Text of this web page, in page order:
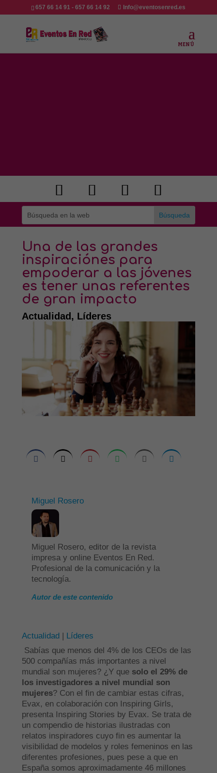
657 66 14 91 - 657 66 14 92 Info@eventosenred.es
Una de las grandes
inspiraciónes para
empoderar a las jóvenes
es tener unas referentes
de gran impacto
Actualidad , Líderes
Miguel Rosero
Miguel Rosero, editor de la revista
impresa y online Eventos En Red.
Profesional de la comunicación y la
tecnología.
Autor de este contenido
Actualidad| Líderes
Sabías que menos del 4% de los CEOs de las
500 compañías más importantes a nivel
mundial son mujeres? ¿Y que solo el 29% de
los investigadores a nivel mundial son
mujeres? Con el fin de cambiar estas cifras,
Evax, en colaboración con Inspiring Girls,
presenta Inspiring Stories by Evax. Se trata de
un compendio de historias ilustradas con
relatos inspiradores cuyo fin es aumentar la
visibilidad de modelos y roles femeninos en las
diferentes profesiones, pues pese a que en
España somos aproximadamente 46 millones